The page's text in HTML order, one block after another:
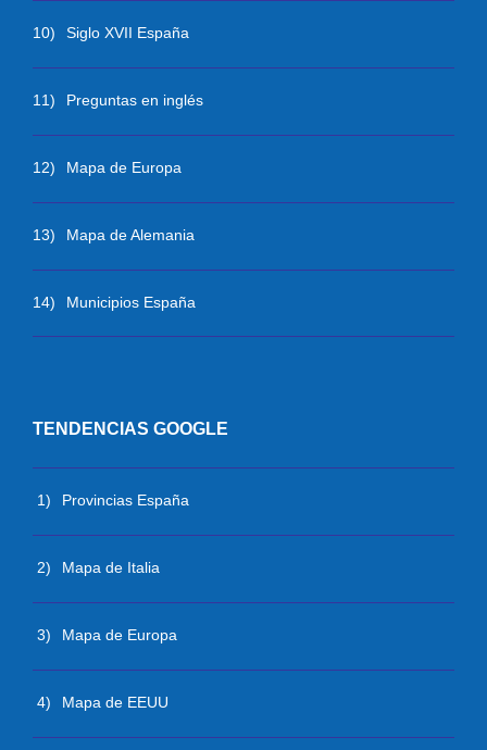
10) Siglo XVII España
11) Preguntas en inglés
12) Mapa de Europa
13) Mapa de Alemania
14) Municipios España
TENDENCIAS GOOGLE
1) Provincias España
2) Mapa de Italia
3) Mapa de Europa
4) Mapa de EEUU